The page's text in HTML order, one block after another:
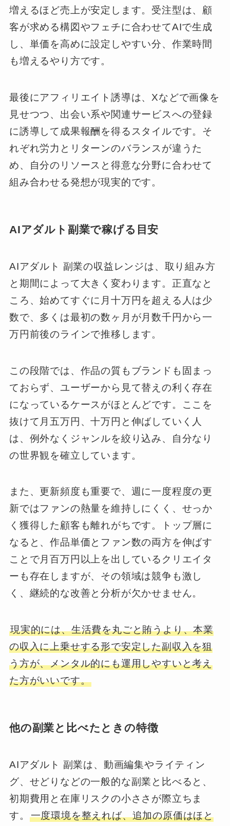
増えるほど売上が安定します。受注型は、顧
客が求める構図やフェチに合わせてAIで生成
し、単価を高めに設定しやすい分、作業時間
も増えるやり方です。
最後にアフィリエイト誘導は、Xなどで画像を
見せつつ、出会い系や関連サービスへの登録
に誘導して成果報酬を得るスタイルです。そ
れぞれ労力とリターンのバランスが違うた
め、自分のリソースと得意な分野に合わせて
組み合わせる発想が現実的です。
AIアダルト副業で稼げる目安
AIアダルト 副業の収益レンジは、取り組み方
と期間によって大きく変わります。正直なと
ころ、始めてすぐに月十万円を超える人は少
数で、多くは最初の数ヶ月が月数千円から一
万円前後のラインで推移します。
この段階では、作品の質もブランドも固まっ
ておらず、ユーザーから見て替えの利く存在
になっているケースがほとんどです。ここを
抜けて月五万円、十万円と伸ばしていく人
は、例外なくジャンルを絞り込み、自分なり
の世界観を確立しています。
また、更新頻度も重要で、週に一度程度の更
新ではファンの熱量を維持しにくく、せっか
く獲得した顧客も離れがちです。トップ層に
なると、作品単価とファン数の両方を伸ばす
ことで月百万円以上を出しているクリエイタ
ーも存在しますが、その領域は競争も激し
く、継続的な改善と分析が欠かせません。
現実的には、生活費を丸ごと賄うより、本業
の収入に上乗せする形で安定した副収入を狙
う方が、メンタル的にも運用しやすいと考え
た方がいいです。
他の副業と比べたときの特徴
AIアダルト 副業は、動画編集やライティン
グ、せどりなどの一般的な副業と比べると、
初期費用と在庫リスクの小ささが際立ちま
す。 一度環境を整えれば、追加の原価はほと